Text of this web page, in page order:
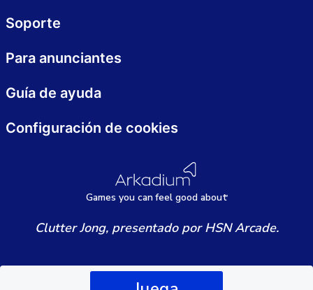
Games you canfeel good about
Soporte
Para anunciantes
Guía de ayuda
Configuración de cookies
Clutter Jong, presentado por HSN Arcade.